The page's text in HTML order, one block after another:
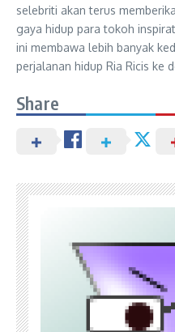
selebriti akan terus
gaya hidup para tokoh
ini membawa lebih banyak
perjalanan hidup Ria Ricis ke
Share